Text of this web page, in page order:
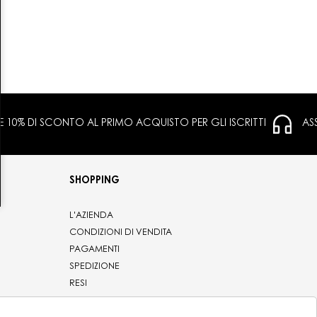
E 10% DI SCONTO AL PRIMO ACQUISTO PER GLI ISCRITTI
SHOPPING
L'AZIENDA
CONDIZIONI DI VENDITA
PAGAMENTI
SPEDIZIONE
RESI